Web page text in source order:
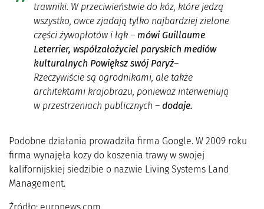
trawniki. W przeciwieństwie do kóz, które jedzą
wszystko, owce zjadają tylko najbardziej zielone
części żywopłotów i łąk– mówi Guillaume
Leterrier, współzałożyciel paryskich mediów
kulturalnych Powiększ swój Paryż–
Rzeczywiście są ogrodnikami, ale także
architektami krajobrazu, ponieważ interweniują
w przestrzeniach publicznych – dodaje.
Podobne działania prowadziła firma Google. W 2009 roku
firma wynajęła kozy do koszenia trawy w swojej
kalifornijskiej siedzibie o nazwie Living Systems Land
Management.